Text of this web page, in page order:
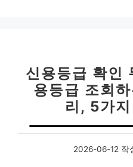
신용등급 확인
용등급 조회
리, 5가
2026-06-12 작